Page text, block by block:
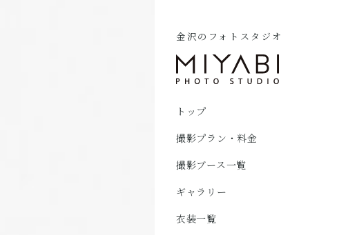
金沢のフォトスタジオ
トップ
撮影プラン・料金
撮影ブース一覧
ギャラリー
衣装一覧